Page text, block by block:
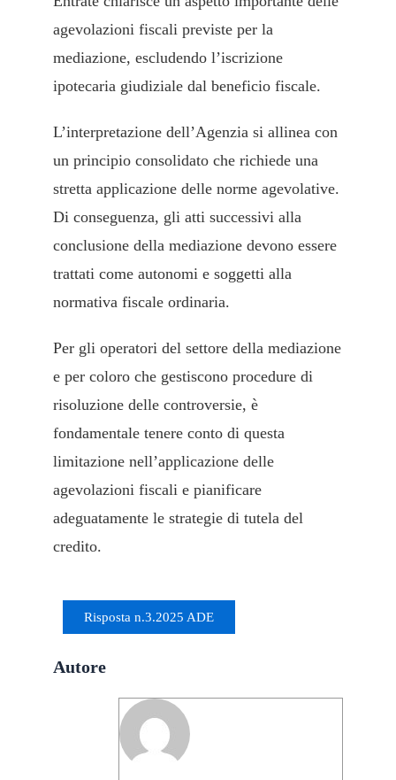
agevolazioni fiscali previste per la
mediazione, escludendo l’iscrizione
ipotecaria giudiziale dal beneficio fiscale.
L’interpretazione dell’Agenzia si allinea con
un principio consolidato che richiede una
stretta applicazione delle norme agevolative.
Di conseguenza, gli atti successivi alla
conclusione della mediazione devono essere
trattati come autonomi e soggetti alla
normativa fiscale ordinaria.
Per gli operatori del settore della mediazione
e per coloro che gestiscono procedure di
risoluzione delle controversie, è
fondamentale tenere conto di questa
limitazione nell’applicazione delle
agevolazioni fiscali e pianificare
adeguatamente le strategie di tutela del
credito.
Risposta n.3.2025 ADE
Autore